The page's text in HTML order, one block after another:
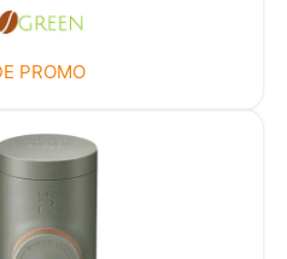
PROMO